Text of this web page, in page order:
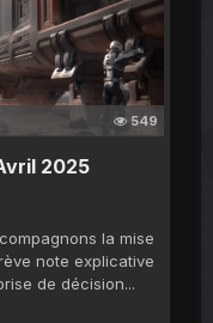
549
2025
la mise
note explicative
de décision...